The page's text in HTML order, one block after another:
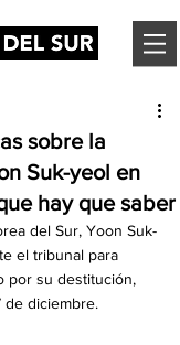
sobre la
Suk-yeol en
hay que saber
del Sur, Yoon Suk-
el tribunal para
por su destitución,
de diciembre.